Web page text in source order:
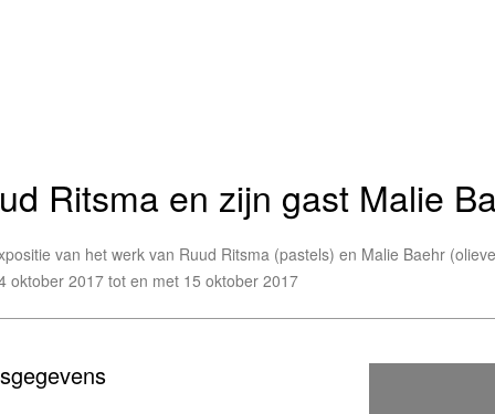
Ritsma en zijn gast Malie
van het werk van Ruud Ritsma (pastels) en Malie Baehr
oktober 2017 tot en met 15 oktober 2017